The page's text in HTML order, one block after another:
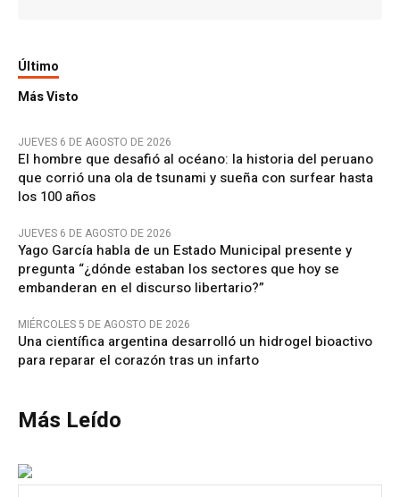
Último
Más Visto
JUEVES 6 DE AGOSTO DE 2026
El hombre que desafió al océano: la historia del peruano
que corrió una ola de tsunami y sueña con surfear hasta
los 100 años
JUEVES 6 DE AGOSTO DE 2026
Yago García habla de un Estado Municipal presente y
pregunta “¿dónde estaban los sectores que hoy se
embanderan en el discurso libertario?”
MIÉRCOLES 5 DE AGOSTO DE 2026
Una científica argentina desarrolló un hidrogel bioactivo
para reparar el corazón tras un infarto
Más Leído